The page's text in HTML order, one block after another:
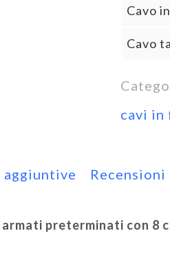
Cavo
Cavo
cavi in
Recensioni
preterminati con 8